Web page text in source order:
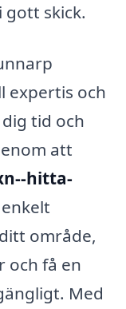
skick.
expertis och
tid och
att
hitta-
område,
och få en
Med